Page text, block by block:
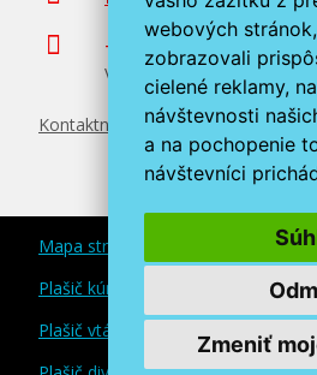
webových
zobrazovali
cielené reklamy,
návštevnosti
a na pochopenie
návštevníci
Zmeniť
+420 377 222 313
Volajte v pracovné dni od
Kontaktné údaje
Mapa stránok
Plašič kún a myší
Plašič vtákov